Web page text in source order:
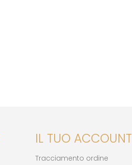
IL TUO ACCOUNT
Tracciamento ordine